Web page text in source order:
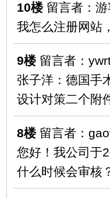
10楼留言者：游
我怎么注册网站
9楼留言者：
张子洋：德国手
设计对策二个附
8楼留言者：
您好！我公司于
什么时候会审核